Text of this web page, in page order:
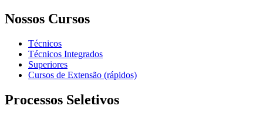
Nossos Cursos
Técnicos
Técnicos Integrados
Superiores
Cursos de Extensão (rápidos)
Processos Seletivos